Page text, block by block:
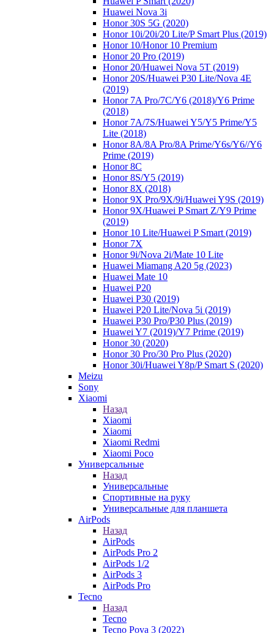
Huawei Nova 3i
Honor 30S 5G (2020)
Honor 10i/20i/20 Lite/P Smart Plus (2019)
Honor 10/Honor 10 Premium
Honor 20 Pro (2019)
Honor 20/Huawei Nova 5T (2019)
Honor 20S/Huawei P30 Lite/Nova 4E
(2019)
Honor 7A Pro/7C/Y6 (2018)/Y6 Prime
(2018)
Honor 7A/7S/Huawei Y5/Y5 Prime/Y5
Lite (2018)
Honor 8A/8A Pro/8A Prime/Y6s/Y6//Y6
Prime (2019)
Honor 8C
Honor 8S/Y5 (2019)
Honor 8X (2018)
Honor 9X Pro/9X/9i/Huawei Y9S (2019)
Honor 9X/Huawei P Smart Z/Y9 Prime
(2019)
Honor 10 Lite/Huawei P Smart (2019)
Honor 7X
Honor 9i/Nova 2i/Mate 10 Lite
Huawei Miamang A20 5g (2023)
Huawei Mate 10
Huawei P20
Huawei P30 (2019)
Huawei P20 Lite/Nova 5i (2019)
Huawei P30 Pro/P30 Plus (2019)
Huawei Y7 (2019)/Y7 Prime (2019)
Honor 30 (2020)
Honor 30 Pro/30 Pro Plus (2020)
Honor 30i/Huawei Y8p/P Smart S (2020)
Meizu
Sony
Xiaomi
Назад
Xiaomi
Xiaomi
Xiaomi Redmi
Xiaomi Poco
Универсальные
Назад
Универсальные
Спортивные на руку
Универсальные для планшета
AirPods
Назад
AirPods
AirPods Pro 2
AirPods 1/2
AirPods 3
AirPods Pro
Tecno
Назад
Tecno
Tecno Pova 3 (2022)